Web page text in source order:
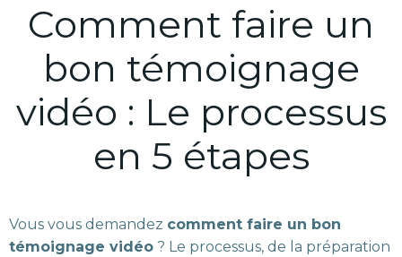
Comment faire un
bon témoignage
vidéo : Le processus
en 5 étapes
Vous vous demandez comment faire un bon
témoignage vidéo ? Le processus, de la préparation